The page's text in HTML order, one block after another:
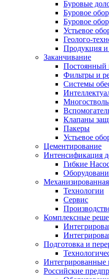
Буровые
Буровое
Буровое
Устьевое
Геолого-
Продукция и
Заканчивание
Постоянный
Фильтры и
Cистемы
Клапаны
Пакеры
Устьевое
Цементирование
Интенсификация
Гибкие
Технологии
Сервис
Комплексные
Подготовка и
Интегрированные
Российские